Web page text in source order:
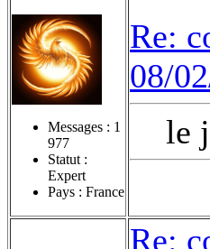
Messages : 1
977
Statut :
Expert
Pays : France
Re:
08/
le
Re: